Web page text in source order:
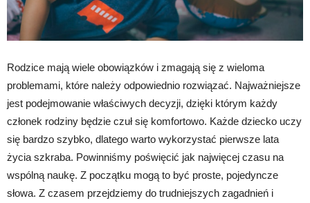
Rodzice mają wiele obowiązków i zmagają się z wieloma
problemami, które należy odpowiednio rozwiązać. Najważniejsze
jest podejmowanie właściwych decyzji, dzięki którym każdy
członek rodziny będzie czuł się komfortowo. Każde dziecko uczy
się bardzo szybko, dlatego warto wykorzystać pierwsze lata
życia szkraba. Powinniśmy poświęcić jak najwięcej czasu na
wspólną naukę. Z początku mogą to być proste, pojedyncze
słowa. Z czasem przejdziemy do trudniejszych zagadnień i